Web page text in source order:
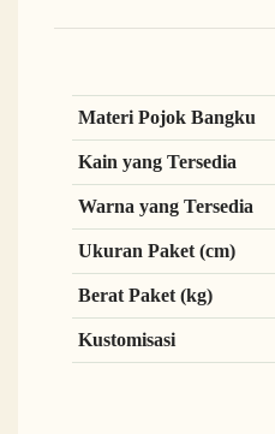
Materi Pojok Bangku
Kain yang Tersedia
Warna yang Tersedia
Ukuran Paket (cm)
Berat Paket (kg)
Kustomisasi